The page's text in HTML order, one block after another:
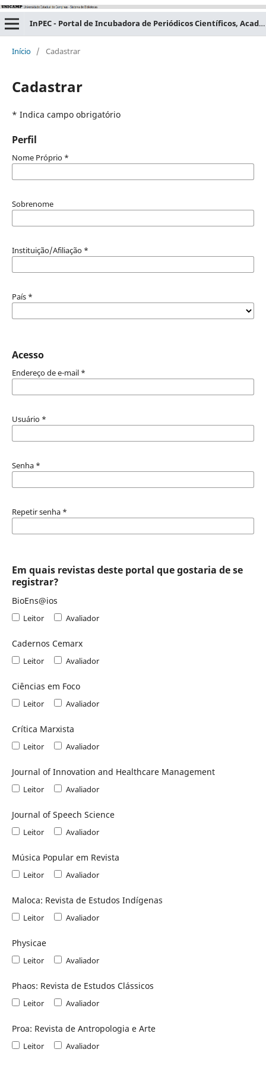
InPEC - Portal de Incubadora de Periódicos Científicos, Acadêmicos e Educacionais
Início / Cadastrar
Cadastrar
* Indica campo obrigatório
Perfil
Nome Próprio *
Sobrenome
Instituição/Afiliação *
País *
Acesso
Endereço de e-mail *
Usuário *
Senha *
Repetir senha *
Em quais revistas deste portal que gostaria de se
registrar?
BioEns@ios
Leitor Avaliador
Cadernos Cemarx
Leitor Avaliador
Ciências em Foco
Leitor Avaliador
Crítica Marxista
Leitor Avaliador
Journal of Innovation and Healthcare Management
Leitor Avaliador
Journal of Speech Science
Leitor Avaliador
Música Popular em Revista
Leitor Avaliador
Maloca: Revista de Estudos Indígenas
Leitor Avaliador
Physicae
Leitor Avaliador
Phaos: Revista de Estudos Clássicos
Leitor Avaliador
Proa: Revista de Antropologia e Arte
Leitor Avaliador